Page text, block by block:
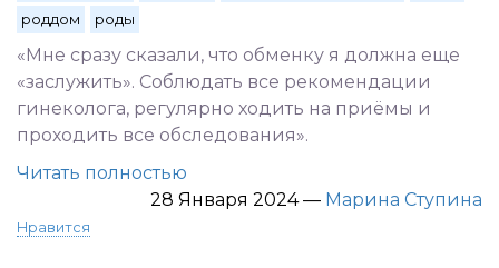
роддом
роды
«Мне сразу сказали, что обменку я должна еще
«заслужить». Соблюдать все рекомендации
гинеколога, регулярно ходить на приёмы и
проходить все обследования».
Читать полностью
28 Января 2024— Марина Ступина
Нравится